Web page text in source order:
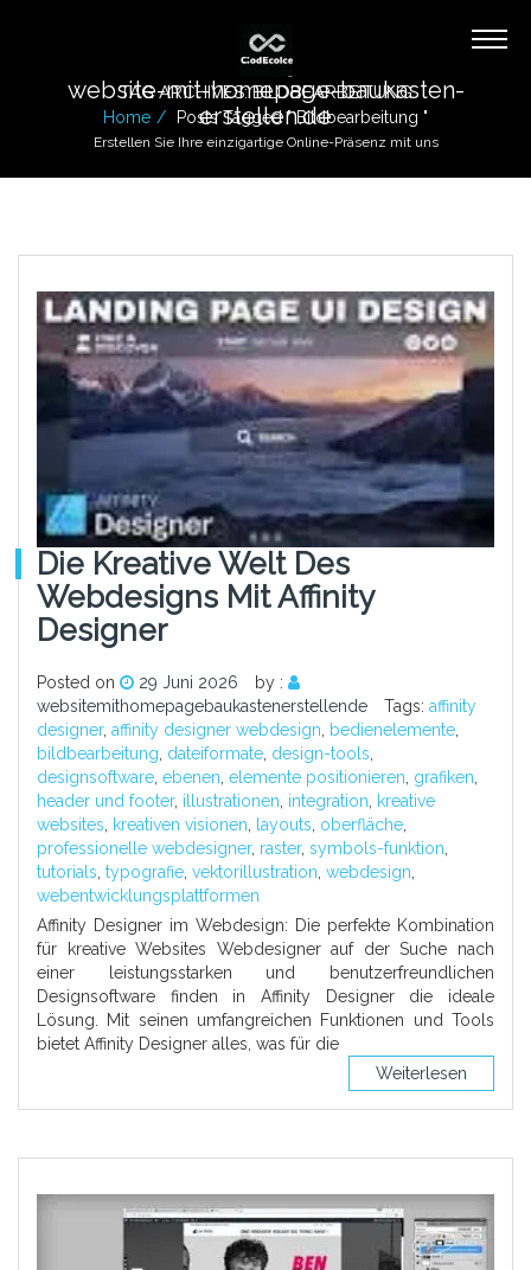
website-mit-homepage-baukasten-
erstellen.de
Erstellen Sie Ihre einzigartige Online-Präsenz mit uns
TAG ARCHIVES: BILDBEARBEITUNG
Home Posts Tagged " Bildbearbeitung "
Die Kreative Welt Des
Webdesigns Mit Affinity
Designer
Posted on 29 Juni 2026
by :
websitemithomepagebaukastenerstellende
Tags: affinity
designer, affinity designer webdesign, bedienelemente,
bildbearbeitung, dateiformate, design-tools,
designsoftware, ebenen, elemente positionieren, grafiken,
header und footer, illustrationen, integration, kreative
websites, kreativen visionen, layouts, oberfläche,
professionelle webdesigner, raster, symbols-funktion,
tutorials, typografie, vektorillustration, webdesign,
webentwicklungsplattformen
Affinity Designer im Webdesign: Die perfekte Kombination
für kreative Websites Webdesigner auf der Suche nach
einer leistungsstarken und benutzerfreundlichen
Designsoftware finden in Affinity Designer die ideale
Lösung. Mit seinen umfangreichen Funktionen und Tools
bietet Affinity Designer alles, was für die
Weiterlesen